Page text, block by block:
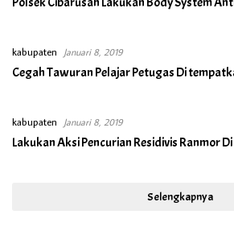
kabupaten Januari 8, 2019
Cegah Tawuran Pelajar Petugas Di
kabupaten Januari 8, 2019
Lakukan Aksi Pencurian Residivis Ranmor
Selengkapnya